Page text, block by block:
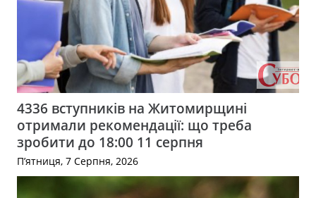
4336 вступників на Житомирщині
отримали рекомендації: що треба
зробити до 18:00 11 серпня
П’ятниця, 7 Серпня, 2026